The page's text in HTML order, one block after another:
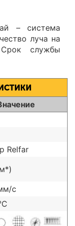
– система
луча на
службы
Relfar
с